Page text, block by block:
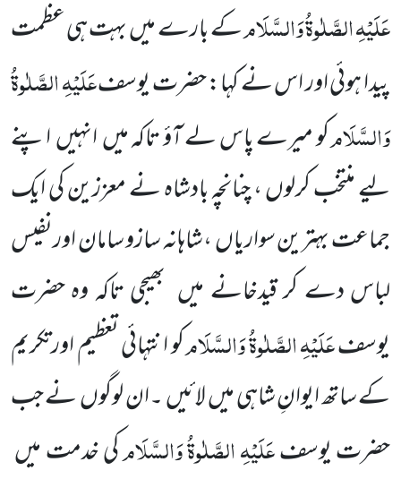
عَلَیْہِ الصَّلٰوۃُ وَالسَّلَامکے بارے میںبہت ہی عظمت
پیدا ہوئی اور اس نے کہا: حضرت یوسفعَلَیْہِ الصَّلٰوۃُ
وَالسَّلَامکو میرے پاس لے آؤ تاکہ میںانہیںاپنے
لیے منتخب کرلوں ، چنانچہ بادشاہ نے معززین کی ایک
جماعت بہترین سواریاں،شاہانہ سازو سامان اورنفیس
لباس دے کر قیدخانے میں بھیجی تاکہ وہ حضرت
یوسفعَلَیْہِ الصَّلٰوۃُ وَالسَّلَامکو انتہائی تعظیم اورتکریم
کے ساتھ ایوانِ شاہی میںلائیں۔ان لوگوںنے جب
حضرت یوسفعَلَیْہِ الصَّلٰوۃُ وَالسَّلَامکی خدمت میں